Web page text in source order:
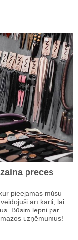
preces
pieejamas mūsu
arī karti, lai
Būsim lepni par
uzņēmumus!